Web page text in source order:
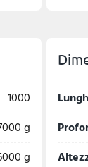
1000
g
g